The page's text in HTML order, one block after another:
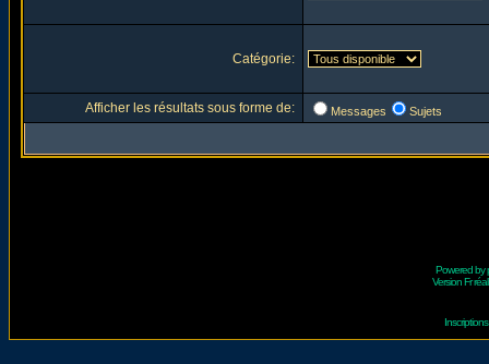
Catégorie:
Afficher les résultats sous forme de: Messages Sujets
Powered by
Version Fr